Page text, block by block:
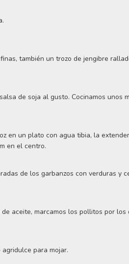
también un trozo de jengibre
de soja al gusto. Cocinamos unos
en un plato con agua tibia, la
en el centro.
de los garbanzos con verduras y
aceite, marcamos los pollitos por
para mojar.